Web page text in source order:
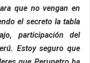
que no vengan en
el secreto la tabla
participación del
Estoy seguro que